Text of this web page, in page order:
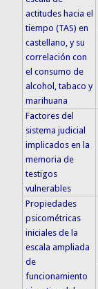
actitudes hacia el
tiempo (TAS) en
castellano, y su
correlación con
el consumo de
alcohol, tabaco y
marihuana
Factores del
sistema judicial
implicados en la
memoria de
testigos
vulnerables
Propiedades
psicométricas
iniciales de la
escala ampliada
de
funcionamiento